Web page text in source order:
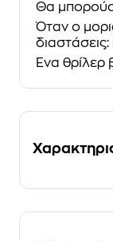
Θα
Όταν ο
Ένα θρίλερ